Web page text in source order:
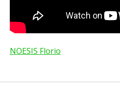
NOESIS Florio